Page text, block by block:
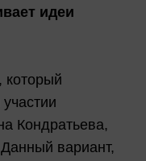
идеи
который
Кондратьева,
вариант,